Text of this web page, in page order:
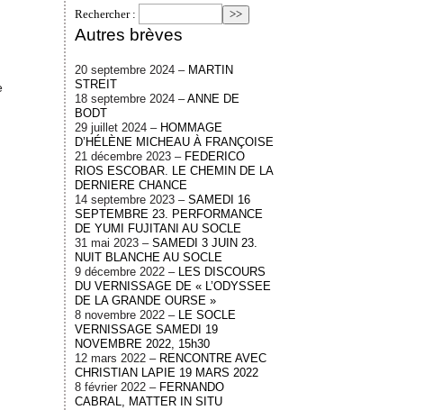
Rechercher :
Autres brèves
20 septembre 2024 – MARTIN
STREIT
18 septembre 2024 –ANNE DE
BODT
29 juillet 2024 – HOMMAGE
D’HÉLÈNE MICHEAU À FRANÇOISE
21 décembre 2023 – FEDERICO
RIOS ESCOBAR. LE CHEMIN DE LA
DERNIERE CHANCE
14 septembre 2023 –SAMEDI 16
SEPTEMBRE 23. PERFORMANCE
DE YUMI FUJITANI AU SOCLE
31 mai 2023 –SAMEDI 3 JUIN 23.
NUIT BLANCHE AU SOCLE
9 décembre 2022 – LES DISCOURS
DU VERNISSAGE DE « L’ODYSSEE
DE LA GRANDE OURSE »
8 novembre 2022 – LE SOCLE
VERNISSAGE SAMEDI 19
NOVEMBRE 2022, 15h30
12 mars 2022 – RENCONTRE AVEC
CHRISTIAN LAPIE 19 MARS 2022
8 février 2022 – FERNANDO
CABRAL, MATTER IN SITU